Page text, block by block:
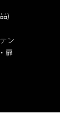
)
ン
扉